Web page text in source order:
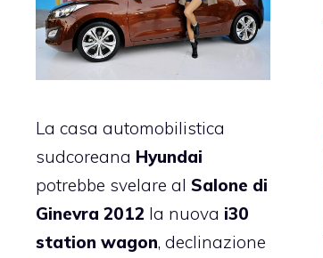
La casa automobilistica
sudcoreana Hyundai
potrebbe svelare al Salone di
Ginevra 2012 la nuova i30
station wagon, declinazione